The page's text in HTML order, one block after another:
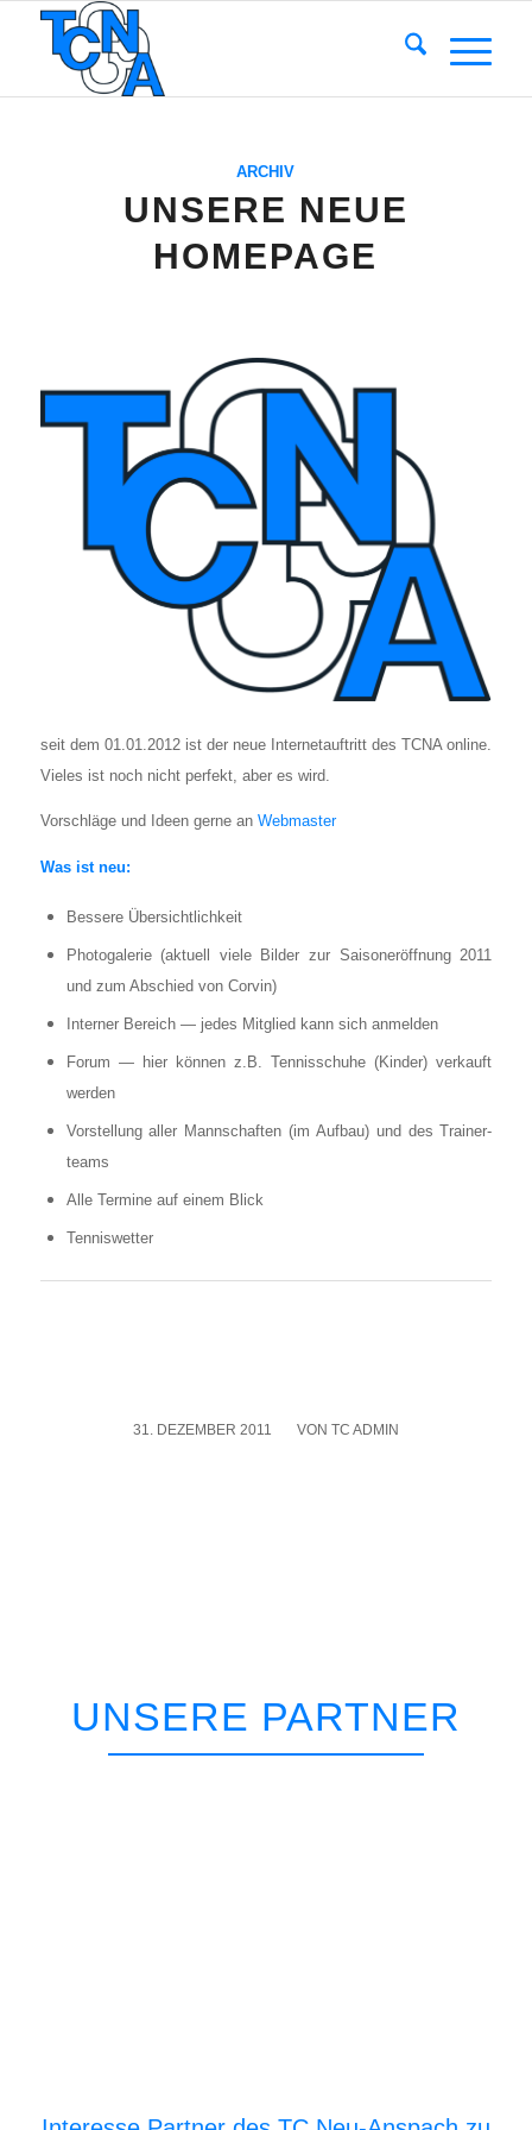
ARCHIV
UNSERE NEUE
HOMEPAGE
seit dem 01.01.2012 ist der neue Inter­net­auf­tritt des TCNA online.
Vie­les ist noch nicht per­fekt, aber es wird.
Vor­schlä­ge und Ideen ger­ne anWeb­mas­ter
Was ist neu:
Bes­se­re Über­sicht­lich­keit
Pho­to­ga­le­rie (aktu­ell vie­le Bil­der zur Sai­son­er­öff­nung 2011
und zum Abschied von Cor­vin)
Inter­ner Bereich — jedes Mit­glied kann sich anmel­den
Forum — hier kön­nen z.B. Ten­nis­schu­he (Kin­der) ver­kauft
wer­den
Vor­stel­lung aller Mann­schaf­ten (im Auf­bau) und des Trai­ner­
teams
Alle Ter­mi­ne auf einem Blick
Ten­nis­wet­ter
31. DEZEMBER 2011
/ VON TC ADMIN
UNSERE PARTNER